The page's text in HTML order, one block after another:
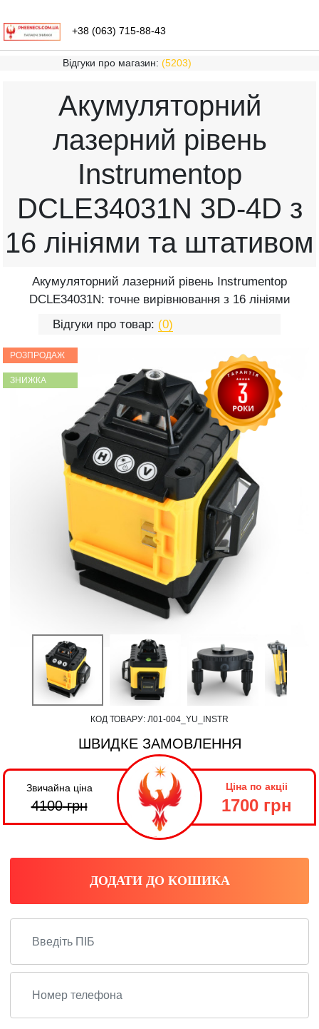
+38 (063) 715-88-43
Відгуки про магазин: (5203)
Акумуляторний
лазерний рівень
Instrumentop
DCLE34031N 3D-4D з
16 лініями та штативом
Акумуляторний лазерний рівень Instrumentop
DCLE34031N: точне вирівнювання з 16 лініями
Відгуки про товар: (0)
РОЗПРОДАЖ
ЗНИЖКА
КОД ТОВАРУ: Л01-004_YU_INSTR
ШВИДКЕ ЗАМОВЛЕННЯ
Звичайна ціна
4100грн
Ціна по акціі
1700 грн
ДОДАТИ ДО КОШИКА